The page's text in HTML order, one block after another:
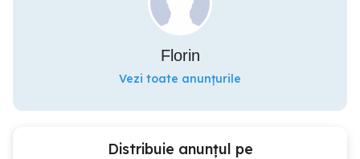
Florin
Vezi toate anunțurile
Distribuie anunțul pe